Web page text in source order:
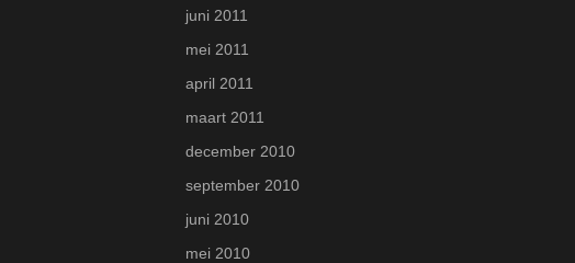
juni 2011
mei 2011
april 2011
maart 2011
december 2010
september 2010
juni 2010
mei 2010